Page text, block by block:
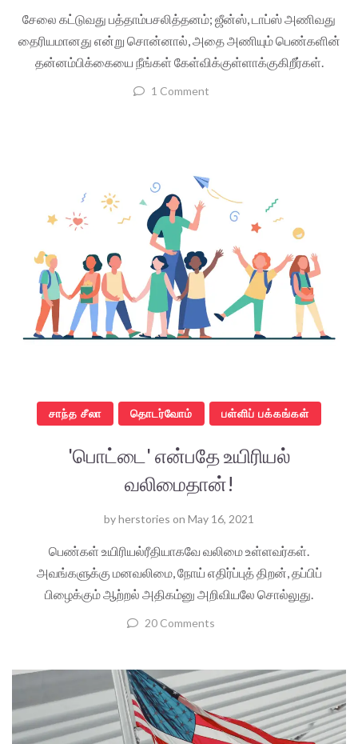
சேலை கட்டுவது பத்தாம்பசலித்தனம்; ஜீன்ஸ், டாப்ஸ் அணிவது
தைரியமானது என்று சொன்னால், அதை அணியும் பெண்களின்
தன்னம்பிக்கையை நீங்கள் கேள்விக்குள்ளாக்குகிறீர்கள்.
1 Comment
சாந்த சீலா தொடர்வோம் பள்ளிப் பக்கங்கள்
'பொட்டை' என்பதே உயிரியல்
வலிமைதான்!
byherstories on May 16, 2021
பெண்கள் உயிரியல்ரீதியாகவே வலிமை உள்ளவர்கள்.
அவங்களுக்கு மனவலிமை, நோய் எதிர்ப்புத் திறன், தப்பிப்
பிழைக்கும் ஆற்றல் அதிகம்னு அறிவியலே சொல்லுது.
20 Comments